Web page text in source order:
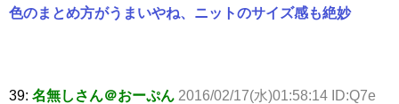
色のまとめ方がうまいやね、ニットのサイズ感も絶妙
39: 名無しさん＠おーぷん 2016/02/17(水)01:58:14 ID:Q7e